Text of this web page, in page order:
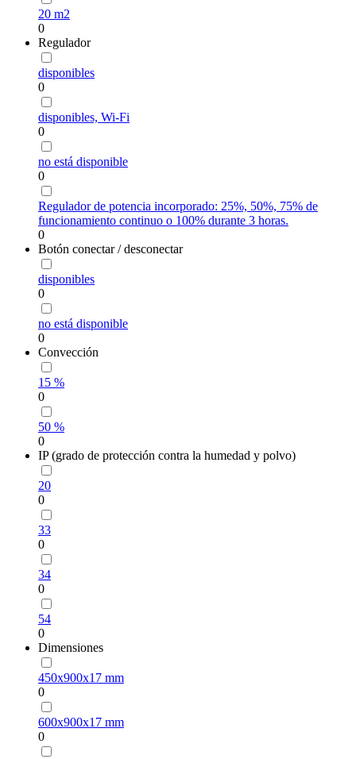
20 m2
0
Regulador
disponibles
0
disponibles, Wi-Fi
0
no está disponible
0
Regulador de potencia incorporado: 25%, 50%, 75% de
funcionamiento continuo o 100% durante 3 horas.
0
Botón conectar / desconectar
disponibles
0
no está disponible
0
Convección
15 %
0
50 %
0
IP (grado de protección contra la humedad y polvo)
20
0
33
0
34
0
54
0
Dimensiones
450х900х17 mm
0
600х900х17 mm
0